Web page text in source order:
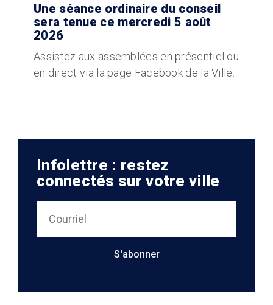
Une séance ordinaire du conseil
sera tenue ce mercredi 5 août
2026
Assistez aux assemblées en présentiel ou
en direct via la page Facebook de la Ville.
Infolettre : restez
connectés sur votre ville
S'abonner